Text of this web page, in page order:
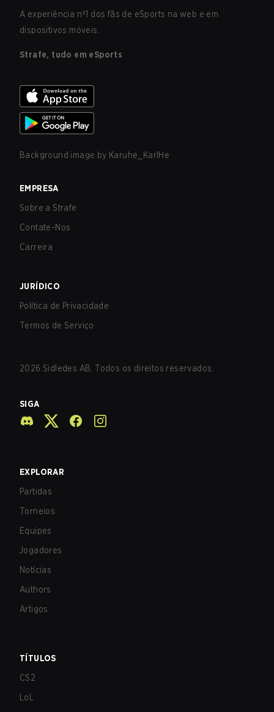
A experiência nº1 dos fãs de eSports na web e em
dispositivos móveis.
Strafe, tudo em eSports
Background image by Karuhe_KarlHe
EMPRESA
Sobre a Strafe
Contate-Nos
Carreira
JURÍDICO
Política de Privacidade
Termos de Serviço
2026 Sidledes AB. Todos os direitos reservados.
SIGA
EXPLORAR
Partidas
Torneios
Equipes
Jogadores
Notícias
Authors
Artigos
TÍTULOS
CS2
LoL